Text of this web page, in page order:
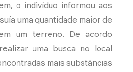
o indivíduo informou aos
uma quantidade maior de
um terreno. De acordo
uma busca no local
mais substâncias